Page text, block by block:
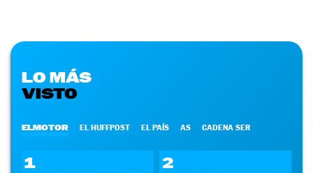
LO MÁS
VISTO
ELMOTOR EL HUFFPOST EL PAÍS AS CADENA SER
1 2